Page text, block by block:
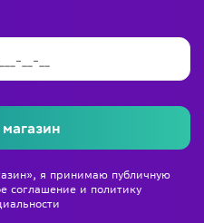
я принимаю публичную
соглашениеи политику